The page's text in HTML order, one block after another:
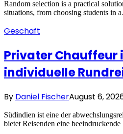
Random selection is a practical
situations, from choosing students in
Geschäft
Privater Chauffeur
individuelle
By Daniel FischerAugust 6,
Südindien ist eine der
bietet Reisenden eine